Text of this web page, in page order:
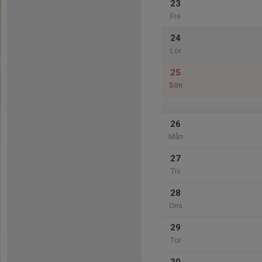
23
Fre
24
Lör
25
Sön
26
Mån
27
Tis
28
Ons
29
Tor